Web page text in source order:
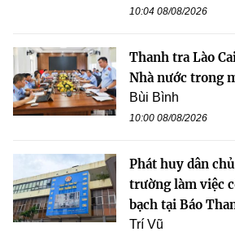
10:04 08/08/2026
Thanh tra Lào
Nhà nước trong
Bùi Bình
10:00 08/08/2026
Phát huy dân
trường làm việc
bạch tại Báo
Trí Vũ